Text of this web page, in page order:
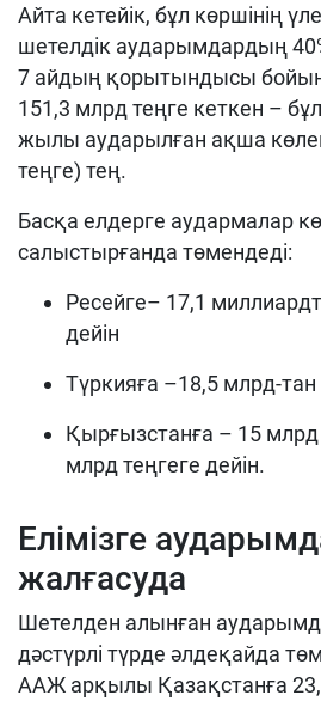
Айта кетейік, бұл көршінің
шетелдік аударымдардың
7 айдың қорытындысы
151,3 млрд теңге кеткен –
жылы аударылған ақша
теңге) тең.
Басқа елдерге аудармалар
салыстырғанда төмендеді:
Ресейге– 17,1
дейін
Түркияға –18,5 млрд-
Қырғызстанға – 15 млрд
млрд теңгеге дейін.
Елімізге
жалғасуда
Шетелден алынған
дәстүрлі түрде әлдеқайда
ААЖ арқылы Қазақстанға